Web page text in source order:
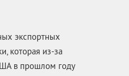
экспортных
которая из-за
в прошлом году